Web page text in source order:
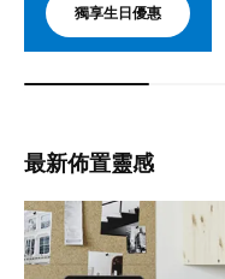
獨享生日優惠
最新佈置靈感